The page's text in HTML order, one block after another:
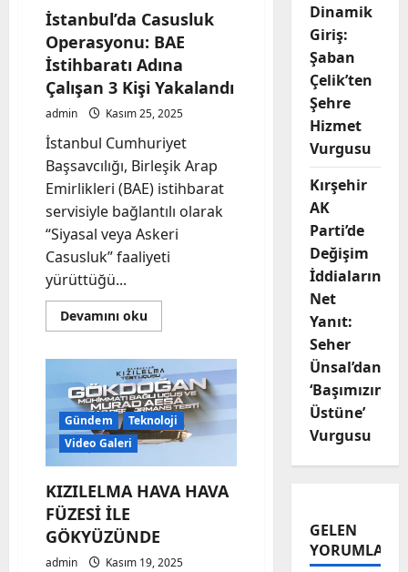
İstanbul’da Casusluk
Operasyonu: BAE
İstihbaratı Adına
Çalışan 3 Kişi Yakalandı
admin Kasım 25, 2025
İstanbul Cumhuriyet
Başsavcılığı, Birleşik Arap
Emirlikleri (BAE) istihbarat
servisiyle bağlantılı olarak
“Siyasal veya Askeri
Casusluk” faaliyeti
yürüttüğü...
Devamını okuRead
more
Casusluk
Operasyonu:
BAE
İstihbaratı
Adına
Çalışan
3
Yakalandı
Gündem
Teknoloji
Video Galeri
KIZILELMA HAVA HAVA
FÜZESİ İLE
GÖKYÜZÜNDE
admin Kasım 19, 2025
Dinamik
Giriş:
Şaban
Çelik’ten
Şehre
Hizmet
Vurgusu
Kırşehir
AK
Parti’de
Değişim
İddialarına
Net
Yanıt:
Seher
Ünsal’dan
‘Başımızın
Üstüne’
Vurgusu
GELEN
YORUMLAR